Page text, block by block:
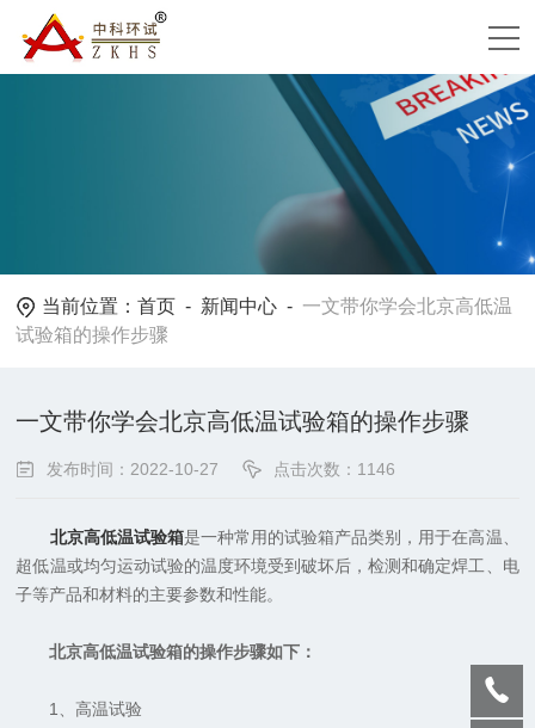
当前位置：首页 - 新闻中心 - 一文带你学会北京高低温
试验箱的操作步骤
一文带你学会北京高低温试验箱的操作步骤
发布时间：2022-10-27 点击次数：1146
北京高低温试验箱是一种常用的试验箱产品类别，用于在高温、
超低温或均匀运动试验的温度环境受到破坏后，检测和确定焊工、电
子等产品和材料的主要参数和性能。
北京高低温试验箱的操作步骤如下：
1、高温试验